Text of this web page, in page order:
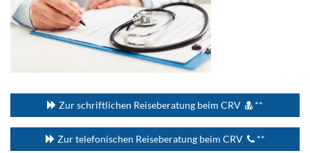
Zur schriftlichen Reiseberatung beim CRV **
Zur telefonischen Reiseberatung beim CRV **